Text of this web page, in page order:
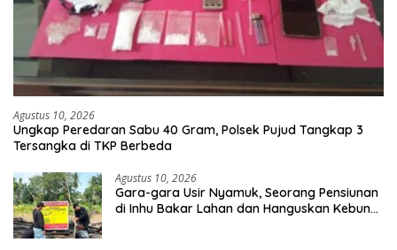
Agustus 10, 2026
Ungkap Peredaran Sabu 40 Gram, Polsek Pujud Tangkap 3
Tersangka di TKP Berbeda
Agustus 10, 2026
Gara-gara Usir Nyamuk, Seorang Pensiunan
di Inhu Bakar Lahan dan Hanguskan Kebun